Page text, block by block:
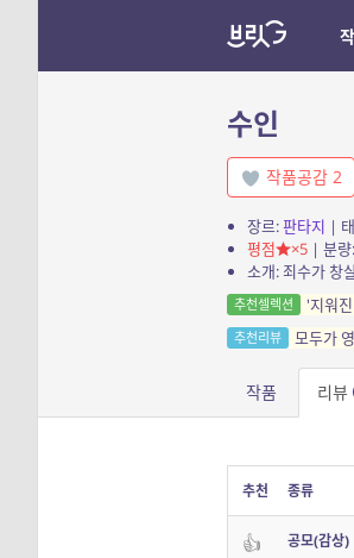
수인
작품공감 2
장르:판타지 |
평점
×5| 분량
추천셀렉션 '지워
추천리뷰 모두가
작품 리뷰
추천 종류
👍 공모(감상)